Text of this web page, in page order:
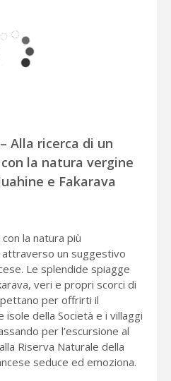
Alla ricerca di un
la natura vergine
e Fakarava
la natura più
attraverso un suggestivo
Le splendide spiagge
veri e propri scorci di
per offrirti il
isole della Società e i villaggi
per l’escursione al
Riserva Naturale della
seduce ed emoziona.